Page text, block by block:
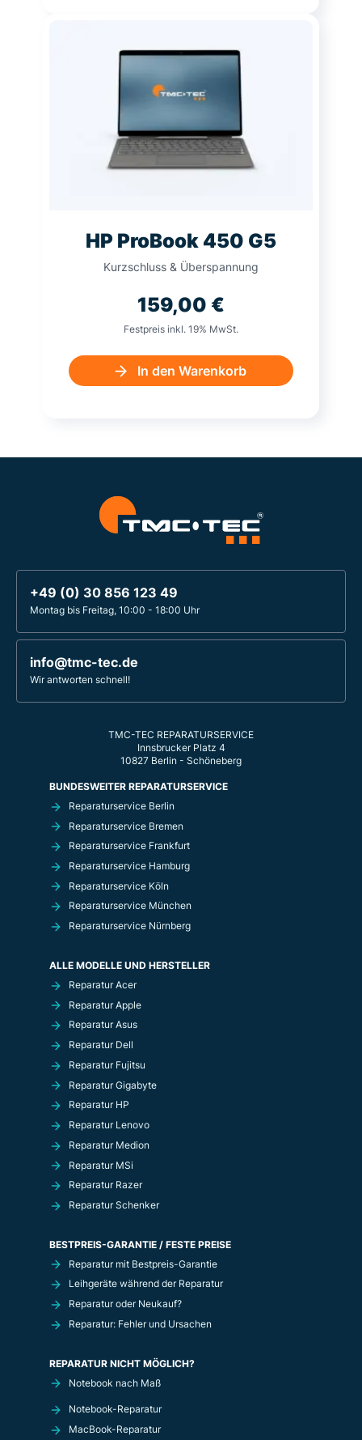
HP ProBook 450 G5
Kurzschluss & Überspannung
159,00 €
Festpreis inkl. 19% MwSt.
In den Warenkorb
+49 (0) 30 856 123 49
Montag bis Freitag, 10:00 - 18:00 Uhr
info@tmc-tec.de
Wir antworten schnell!
TMC-TEC REPARATURSERVICE
Innsbrucker Platz 4
10827 Berlin - Schöneberg
BUNDESWEITER REPARATURSERVICE
Reparaturservice Berlin
Reparaturservice Bremen
Reparaturservice Frankfurt
Reparaturservice Hamburg
Reparaturservice Köln
Reparaturservice München
Reparaturservice Nürnberg
ALLE MODELLE UND HERSTELLER
Reparatur Acer
Reparatur Apple
Reparatur Asus
Reparatur Dell
Reparatur Fujitsu
Reparatur Gigabyte
Reparatur HP
Reparatur Lenovo
Reparatur Medion
Reparatur MSi
Reparatur Razer
Reparatur Schenker
BESTPREIS-GARANTIE / FESTE PREISE
Reparatur mit Bestpreis-Garantie
Leihgeräte während der Reparatur
Reparatur oder Neukauf?
Reparatur: Fehler und Ursachen
REPARATUR NICHT MÖGLICH?
Notebook nach Maß
Notebook-Reparatur
MacBook-Reparatur